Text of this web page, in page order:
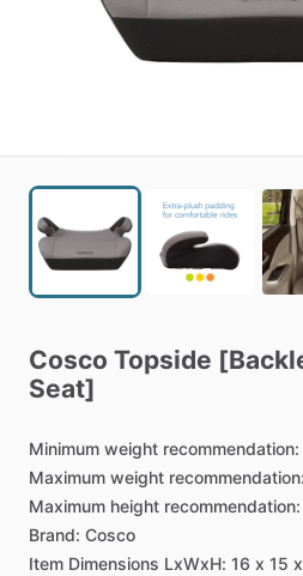
Cosco Topside
Seat]
Minimum weight recommendation:
Maximum weight recommendation:
Maximum height recommendation:
Brand: Cosco
Item Dimensions LxWxH: 16 x 15 x